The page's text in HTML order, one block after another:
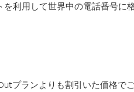
利用して世界中の電話番号に
プランよりも割引いた価格で